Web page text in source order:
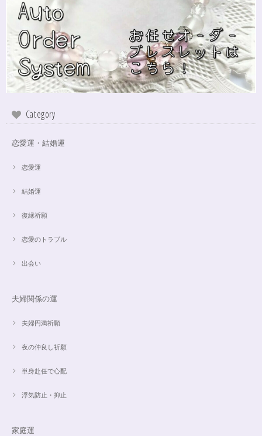
Category
恋愛運・結婚運
恋愛運
結婚運
復縁祈願
恋愛のトラブル
出会い
夫婦関係の運
夫婦円満祈願
夜の仲良し祈願
単身赴任で心配
浮気防止・抑止
家庭運